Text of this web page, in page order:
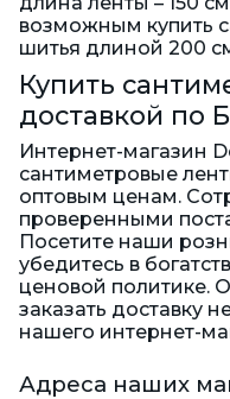
возможным купить
шитья длиной 200
Купить
доставкой по
Интернет-магазин
сантиметровые
оптовым ценам.
проверенными
Посетите наши
убедитесь в
ценовой политике.
заказать доставку
нашего интернет-
Адреса наших